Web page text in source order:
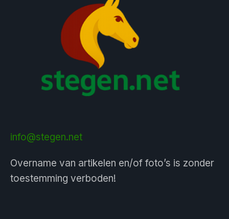
info@stegen.net
Overname van artikelen en/of foto’s is zonder
toestemming verboden!